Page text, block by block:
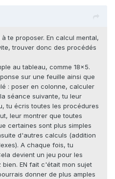
te proposer. En calcul mental,
trouver donc des procédés
au tableau, comme 18x5.
sur une feuille ainsi que
: poser en colonne, calculer
séance suivante, tu leur
tu écris toutes les procédures
leur montrer que toutes
certaines sont plus simples
d'autres calculs (addition
A chaque fois, tu
devient un jeu pour les
EN fait c'était mon sujet
donner de plus amples